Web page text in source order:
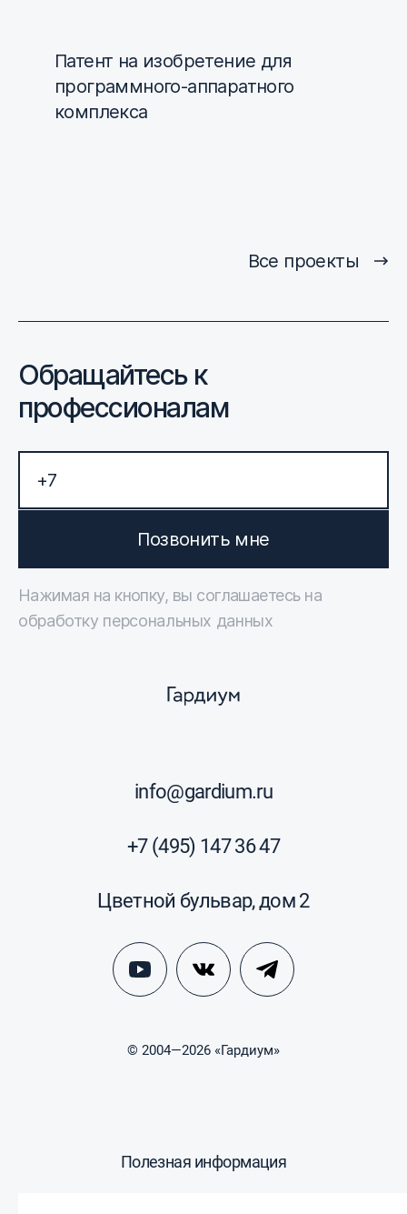
Патент на изобретение для
программного-аппаратного
комплекса
Все проекты
Обращайтесь к
профессионалам
Позвонить мне
Нажимая на кнопку, вы соглашаетесь на
обработку персональных данных
info@gardium.ru
+7 (495) 147 36 47
Цветной бульвар, дом 2
© 2004—2026 «Гардиум»
Полезная информация